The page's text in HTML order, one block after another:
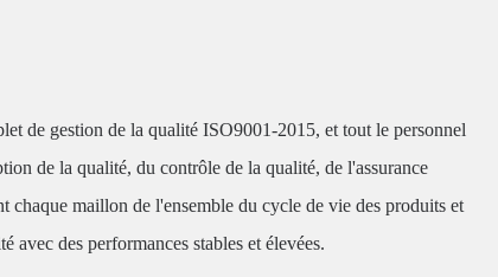
de gestion de la qualité ISO9001-2015, et tout le personnel
de la qualité, du contrôle de la qualité, de l'assurance
maillon de l'ensemble du cycle de vie des produits et
avec des performances stables et élevées.